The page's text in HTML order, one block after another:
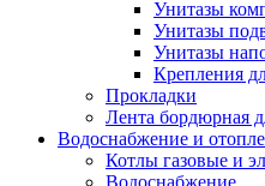
Унитазы
Унитазы
Унитазы
Крепления
Прокладки
Лента бордюрная
Водоснабжение и
Котлы газовые и
Водоснабжение